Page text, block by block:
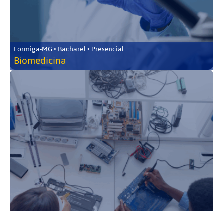
Formiga-MG • Bacharel • Presencial
Biomedicina